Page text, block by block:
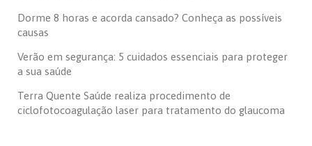
Dorme 8 horas e acorda cansado? Conheça as possíveis
causas
Verão em segurança: 5 cuidados essenciais para proteger
a sua saúde
Terra Quente Saúde realiza procedimento de
ciclofotocoagulação laser para tratamento do glaucoma